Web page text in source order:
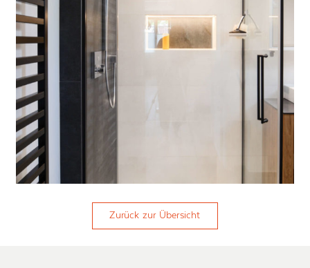
Zurück zur Übersicht